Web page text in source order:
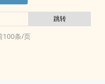
100条/页